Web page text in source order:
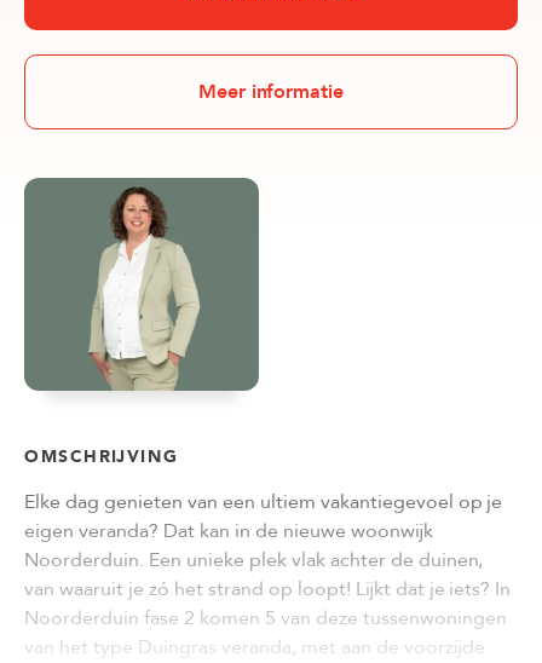
Meer informatie
OMSCHRIJVING
Elke dag genieten van een ultiem vakantiegevoel op je
eigen veranda? Dat kan in de nieuwe woonwijk
Noorderduin. Een unieke plek vlak achter de duinen,
van waaruit je zó het strand op loopt! Lijkt dat je iets? In
Noorderduin fase 2 komen 5 van deze tussenwoningen
van het type Duingras veranda, met aan de voorzijde